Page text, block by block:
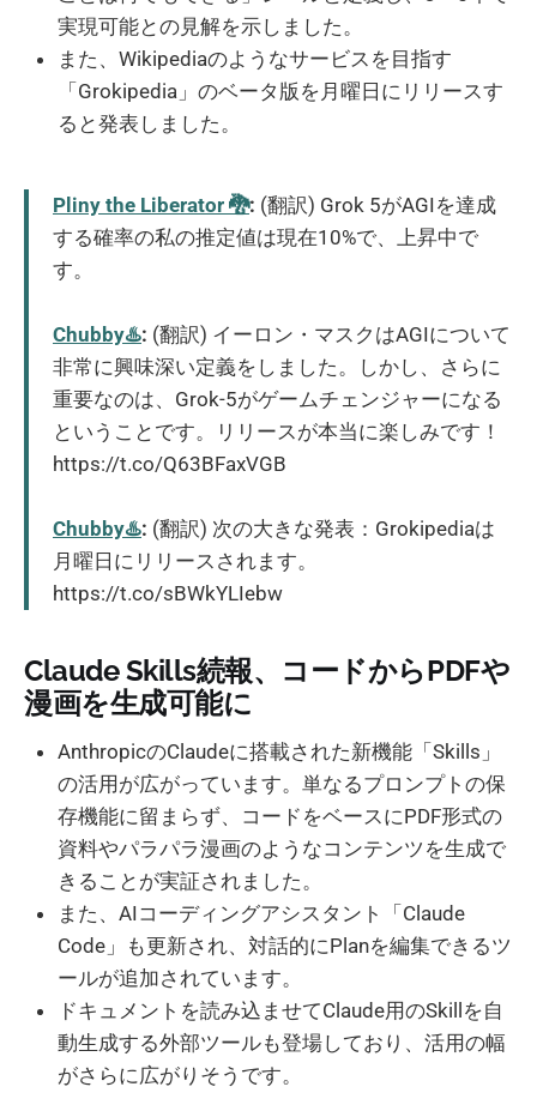
実現可能との見解を示しました。
また、Wikipediaのようなサービスを目指す
「Grokipedia」のベータ版を月曜日にリリースす
ると発表しました。
Pliny the Liberator 🐉󠅫󠄼󠄿󠅆󠄵󠄐󠅀󠄼󠄹󠄾󠅉󠅭: (翻訳) Grok 5がAGIを達成
する確率の私の推定値は現在10%で、上昇中で
す。
Chubby♨️: (翻訳) イーロン・マスクはAGIについて
非常に興味深い定義をしました。しかし、さらに
重要なのは、Grok-5がゲームチェンジャーになる
ということです。リリースが本当に楽しみです！
https://t.co/Q63BFaxVGB
Chubby♨️: (翻訳) 次の大きな発表：Grokipediaは
月曜日にリリースされます。
https://t.co/sBWkYLIebw
Claude Skills続報、コードからPDFや
漫画を生成可能に
AnthropicのClaudeに搭載された新機能「Skills」
の活用が広がっています。単なるプロンプトの保
存機能に留まらず、コードをベースにPDF形式の
資料やパラパラ漫画のようなコンテンツを生成で
きることが実証されました。
また、AIコーディングアシスタント「Claude
Code」も更新され、対話的にPlanを編集できるツ
ールが追加されています。
ドキュメントを読み込ませてClaude用のSkillを自
動生成する外部ツールも登場しており、活用の幅
がさらに広がりそうです。